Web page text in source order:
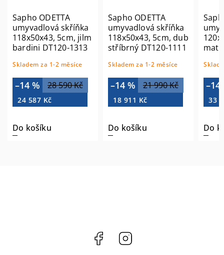
Sapho ODETTA
umyvadlová skříňka
118x50x43, 5cm, jilm
bardini DT120-1313
Skladem za 1-2 měsíce
28 590 Kč
–14 %
24 587 Kč
Do košíku
Sapho ODETTA
umyvadlová skříňka
118x50x43, 5cm, dub
stříbrný DT120-1111
Skladem za 1-2 měsíce
21 990 Kč
–14 %
18 911 Kč
Do košíku
mat/
–14
33
Do
Facebook